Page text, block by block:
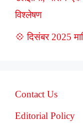
विश्लेषण
💠 दिसंबर 2025
Contact Us
Editorial Policy